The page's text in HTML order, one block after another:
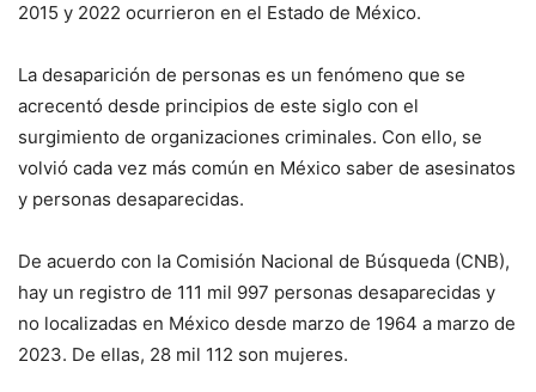
2015 y 2022 ocurrieron en el Estado de México.
La desaparición de personas es un fenómeno que se
acrecentó desde principios de este siglo con el
surgimiento de organizaciones criminales. Con ello, se
volvió cada vez más común en México saber de asesinatos
y personas desaparecidas.
De acuerdo con la Comisión Nacional de Búsqueda (CNB),
hay un registro de 111 mil 997 personas desaparecidas y
no localizadas en México desde marzo de 1964 a marzo de
2023. De ellas, 28 mil 112 son mujeres.